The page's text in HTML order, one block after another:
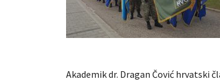
Akademik dr. Dragan Čović hrvatski